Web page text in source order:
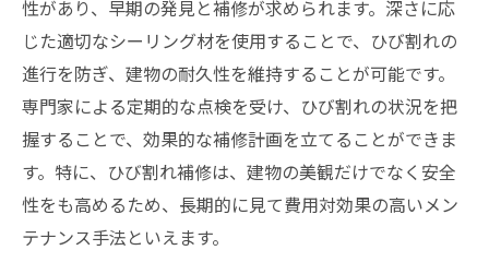
性があり、早期の発見と補修が求められます。深さに応
じた適切なシーリング材を使用することで、ひび割れの
進行を防ぎ、建物の耐久性を維持することが可能です。
専門家による定期的な点検を受け、ひび割れの状況を把
握することで、効果的な補修計画を立てることができま
す。特に、ひび割れ補修は、建物の美観だけでなく安全
性をも高めるため、長期的に見て費用対効果の高いメン
テナンス手法といえます。